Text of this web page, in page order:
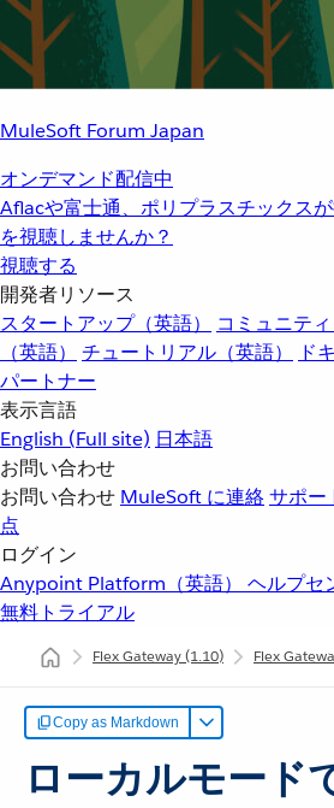
MuleSoft Forum Japan
オンデマンド配信中
Aflacや富士通、ポリプラスチックス
を視聴しませんか？
視聴する
開発者リソース
スタートアップ（英語）
コミュニティ
（英語）
チュートリアル（英語）
ド
パートナー
表示言語
English (Full site) 日本語
お問い合わせ
お問い合わせ MuleSoft に連絡サポー
点
ログイン
Anypoint Platform（英語） ヘルプセ
無料トライアル
Flex Gateway(1.10) Flex
Copy as Markdown
ローカルモード